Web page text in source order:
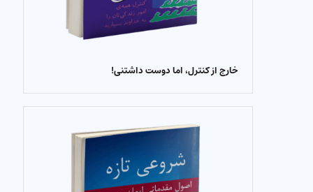
خارج از کنترل، اما دوست داشتنی!